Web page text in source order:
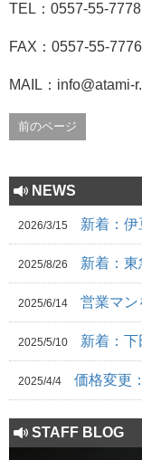
TEL：0557-55-7778
FAX：0557-55-7776
MAIL：info@atami-
前のページ
NEWS
2026/3/15 新着：
2025/8/26 新着：
2025/6/14 営業マン
2025/5/10 新着：
2025/4/4 価格変更
STAFF BLOG